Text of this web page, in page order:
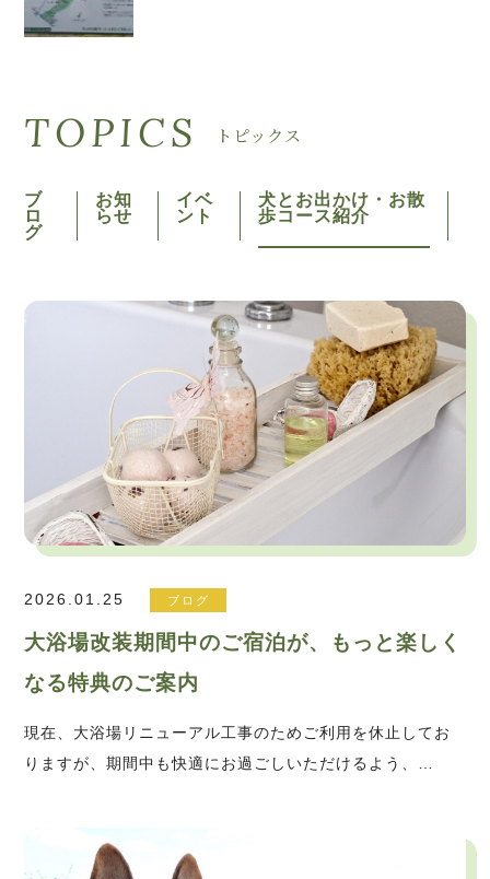
TOPICS トピックス
ブ
ロ
グ
お知
らせ
イベ
ント
犬とお出かけ・お散
歩コース紹介
2026.01.25 ブログ
大浴場改装期間中のご宿泊が、もっと楽しく
なる特典のご案内
現在、大浴場リニューアル工事のためご利用を休止してお
りますが、期間中も快適にお過ごしいただけるよう、…